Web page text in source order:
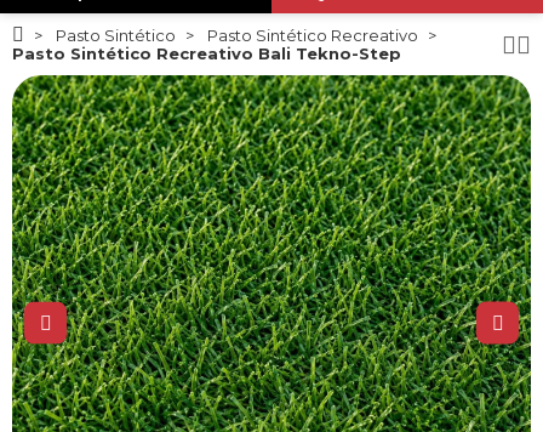
Pasto Sintético
Pasto Sintético Recreativo
Pasto Sintético Recreativo Bali Tekno-Step